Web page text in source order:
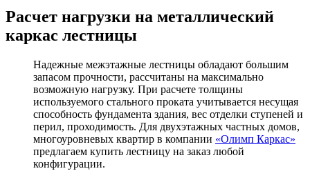
Расчет нагрузки на металлический
каркас лестницы
Надежные межэтажные лестницы обладают большим
запасом прочности, рассчитаны на максимально
возможную нагрузку. При расчете толщины
используемого стального проката учитывается несущая
способность фундамента здания, вес отделки ступеней и
перил, проходимость. Для двухэтажных частных домов,
многоуровневых квартир в компании «Олимп Каркас»
предлагаем купить лестницу на заказ любой
конфигурации.